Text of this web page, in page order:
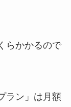
らかかるので
ラン」は月額